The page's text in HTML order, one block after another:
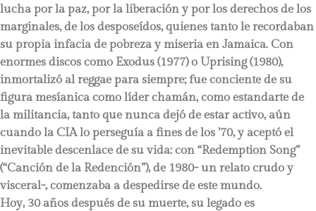
lucha por la paz, por la liberación y por los derechos de los
marginales, de los desposeídos, quienes tanto le recordaban
su propia infacia de pobreza y miseria en Jamaica. Con
enormes discos como Exodus (1977) o Uprising (1980),
inmortalizó al reggae para siempre; fue conciente de su
figura mesíanica como líder chamán, como estandarte de
la militancia, tanto que nunca dejó de estar activo, aún
cuando la CIA lo perseguía a fines de los ’70, y aceptó el
inevitable descenlace de su vida: con “Redemption Song”
(“Canción de la Redención”), de 1980- un relato crudo y
visceral-, comenzaba a despedirse de este mundo.
Hoy, 30 años después de su muerte, su legado es